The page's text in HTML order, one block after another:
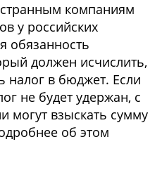
компаниям
у российских
обязанность
должен исчислить,
налог в бюджет. Если
не будет удержан, с
могут взыскать сумму
об этом